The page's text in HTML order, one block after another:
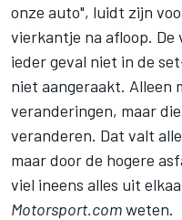
onze auto", luidt zijn
vierkantje na afloop. De
ieder geval niet in de
niet aangeraakt. Alleen
veranderingen, maar
veranderen. Dat valt
maar door de hogere
viel ineens alles uit
Motorsport.comweten.